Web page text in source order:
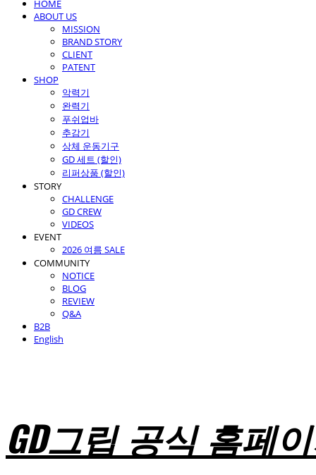
HOME
ABOUT US
MISSION
BRAND STORY
CLIENT
PATENT
SHOP
악력기
완력기
푸쉬업바
추감기
상체 운동기구
GD 세트 (할인)
리퍼상품 (할인)
STORY
CHALLENGE
GD CREW
VIDEOS
EVENT
2026 여름 SALE
COMMUNITY
NOTICE
BLOG
REVIEW
Q&A
B2B
English
GD그립 공식 홈페